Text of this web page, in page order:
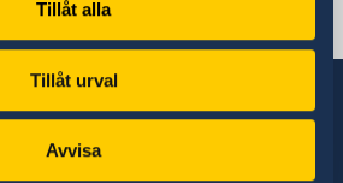
Tillåt alla
Tillåt urval
Avvisa
Instagram